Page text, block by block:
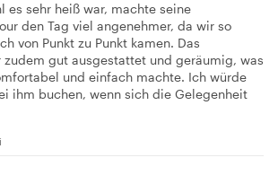
es sehr heiß war, machte seine
den Tag viel angenehmer, da wir so
von Punkt zu Punkt kamen. Das
zudem gut ausgestattet und geräumig, was
und einfach machte. Ich würde
ihm buchen, wenn sich die Gelegenheit